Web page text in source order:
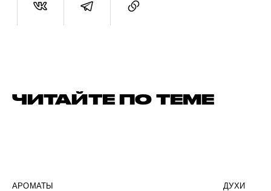
ЧИТАЙТЕ ПО ТЕМЕ
АРОМАТЫ ДУХИ